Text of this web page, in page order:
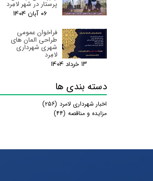
پرستار در شهر لامِرد
۰۶ آبان ۰۴
فراخوان عمومی
طراحی المان های
شهری شهرداری
لامِرد
۱۳ خرداد ۰۴
دسته بندی ها
اخبار شهرداری لامرد (۲۵۶)
مزایده و مناقصه (۴۴)